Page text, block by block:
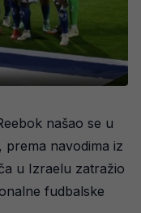
našao se u
navodima iz
u Izraelu zatražio
fudbalske